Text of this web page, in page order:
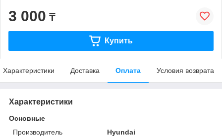
3 000 ₸
Купить
Характеристики Доставка Оплата Условия возврата
Характеристики
Основные
Производитель
Hyundai